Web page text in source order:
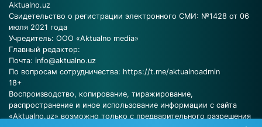
Aktualno.uz
Свидетельство о регистрации электронного СМИ: №1428 от 06
июля 2021 года
Учредитель: ООО «Aktualno media»
Главный редактор:
Почта: info@aktualno.uz
По вопросам сотрудничества: https://t.me/aktualnoadmin
18+
Воспроизводство, копирование, тиражирование,
распространение и иное использование информации с сайта
«Aktualno.uz» возможно только с предварительного разрешения